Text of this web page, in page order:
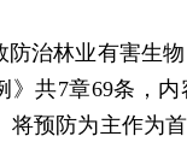
防治林业有害生
》共7章69条，
将预防为主作为